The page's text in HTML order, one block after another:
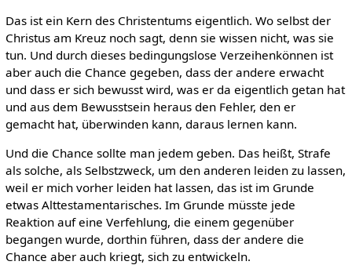
Das ist ein Kern des Christentums eigentlich. Wo selbst der
Christus am Kreuz noch sagt, denn sie wissen nicht, was sie
tun. Und durch dieses bedingungslose Verzeihenkönnen ist
aber auch die Chance gegeben, dass der andere erwacht
und dass er sich bewusst wird, was er da eigentlich getan hat
und aus dem Bewusstsein heraus den Fehler, den er
gemacht hat, überwinden kann, daraus lernen kann.
Und die Chance sollte man jedem geben. Das heißt, Strafe
als solche, als Selbstzweck, um den anderen leiden zu lassen,
weil er mich vorher leiden hat lassen, das ist im Grunde
etwas Alttestamentarisches. Im Grunde müsste jede
Reaktion auf eine Verfehlung, die einem gegenüber
begangen wurde, dorthin führen, dass der andere die
Chance aber auch kriegt, sich zu entwickeln.